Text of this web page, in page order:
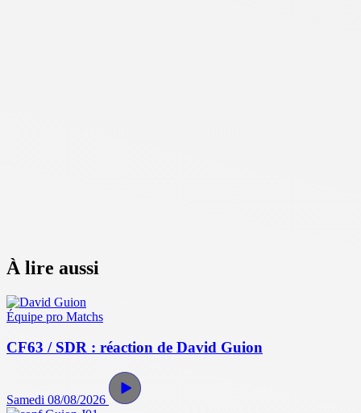
À lire aussi
Équipe pro Matchs
CF63 / SDR : réaction de David Guion
Samedi 08/08/2026